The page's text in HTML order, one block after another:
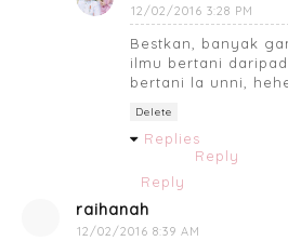
12/02/2016 3:28 PM
Bestkan, banyak
ilmu bertani
bertani la unni,
Delete
Replies
Reply
Reply
raihanah
12/02/2016 8:39 AM